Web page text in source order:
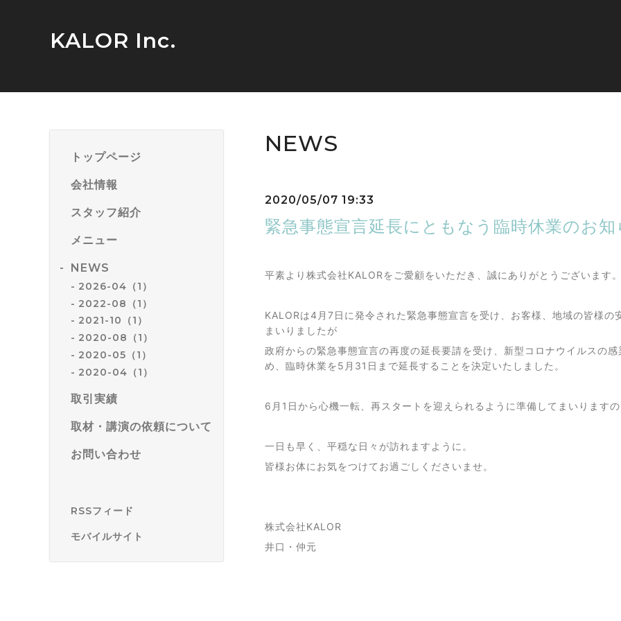
KALOR Inc.
トップページ
会社情報
スタッフ紹介
メニュー
NEWS
2026-04（1）
2022-08（1）
2021-10（1）
2020-08（1）
2020-05（1）
2020-04（1）
取引実績
取材・講演の依頼について
お問い合わせ
RSSフィード
モバイルサイト
NEWS
2020/05/07 19:33
緊急事態宣言延長にともなう臨時休業のお
平素より株式会社KALORをご愛顧をいただき、誠にありがとうございます
KALORは4月7日に発令された緊急事態宣言を受け、お客様、地域の皆様
まいりましたが
政府からの緊急事態宣言の再度の延長要請を受け、新型コロナウイルスの
め、臨時休業を5月31日まで延長することを決定いたしました。
6月1日から心機一転、再スタートを迎えられるように準備してまいります
一日も早く、平穏な日々が訪れますように。
皆様お体にお気をつけてお過ごしくださいませ。
株式会社KALOR
井口・仲元